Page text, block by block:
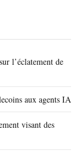
l’éclatement de
aux agents IA
visant des